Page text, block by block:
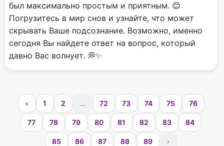
был максимально простым и приятным. 😊
Погрузитесь в мир снов и узнайте, что может
скрывать Ваше подсознание. Возможно, именно
сегодня Вы найдете ответ на вопрос, который
давно Вас волнует. 💭✨
‹ 1 2 ... 72 73 74 75 76
77 78 79 80 81 82 83 84
85 86 87 88 89 ›